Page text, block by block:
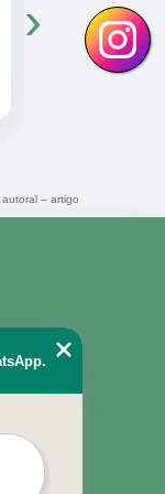
Uma
anos e 4
muito
›
– artigo